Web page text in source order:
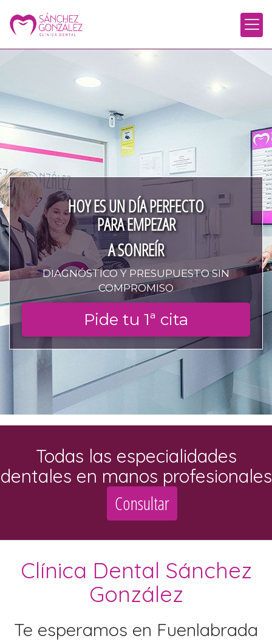
HOY ESUN DÍAPERFECTO
PARA EMPEZAR
A SONREÍR
DIAGNÓSTICO Y PRESUPUESTO SIN
COMPROMISO
Pide tu 1ª cita
Todas las especialidades
dentales en manos profesionales
Consultar
Clínica Dental Sánchez
González
Te esperamos en Fuenlabrada